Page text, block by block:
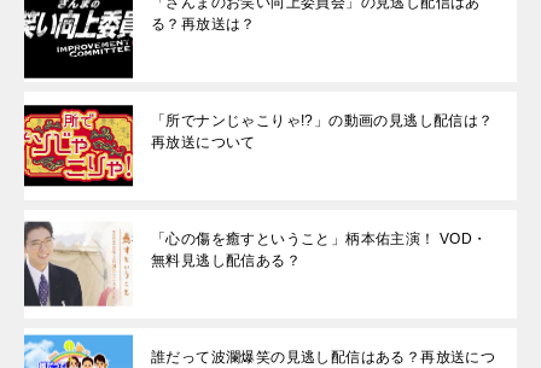
る？再放送は？
「所でナンじゃこりゃ!?」の動画の見逃し配信は？
再放送について
「心の傷を癒すということ」柄本佑主演！ VOD・
無料見逃し配信ある？
誰だって波瀾爆笑の見逃し配信はある？再放送につ